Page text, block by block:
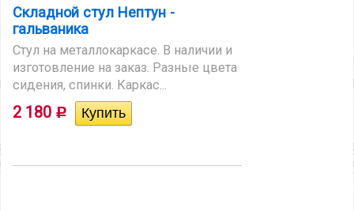
Складной стул Нептун -
гальваника
Стул на металлокаркасе. В наличии и
изготовление на заказ. Разные цвета
сидения, спинки. Каркас...
2 180 Р